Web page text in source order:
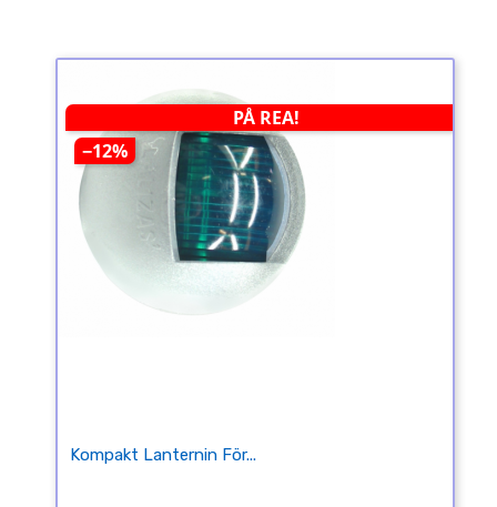
PÅ REA!
−12%
Kompakt Lanternin För...